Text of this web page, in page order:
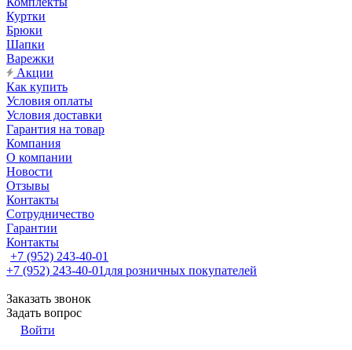
Куртки
Брюки
Шапки
Варежки
Акции
Как купить
Условия оплаты
Условия доставки
Гарантия на товар
Компания
О компании
Новости
Отзывы
Контакты
Сотрудничество
Гарантии
Контакты
+7 (952) 243-40-01
+7 (952) 243-40-01 для розничных покупателей
Заказать звонок
Задать вопрос
Войти